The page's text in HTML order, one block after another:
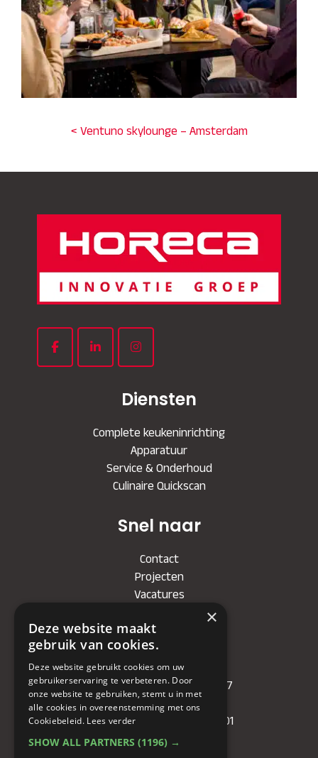
< Ventuno skylounge – Amsterdam
Diensten
Complete keukeninrichting
Apparatuur
Service & Onderhoud
Culinaire Quickscan
Snel naar
Contact
Projecten
Vacatures
Bedrijf
KVK: 71479090
IBAN : NL81RABO0349089957
BIC :
RABONL2U
BTW (VAT) :
NL. 858732191.B01
×
Deze website maakt
gebruik van cookies.
Deze website gebruikt cookies om uw
gebruikerservaring te verbeteren. Door
onze website te gebruiken, stemt u in met
alle cookies in overeenstemming met ons
Cookiebeleid. Lees verder
SHOW ALL PARTNERS (1196) →